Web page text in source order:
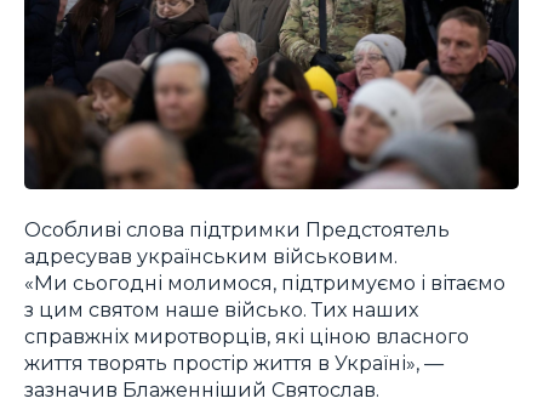
Особливі слова підтримки Предстоятель
адресував українським військовим.
«Ми сьогодні молимося, підтримуємо і вітаємо
з цим святом наше військо. Тих наших
справжніх миротворців, які ціною власного
життя творять простір життя в Україні», —
зазначив Блаженніший Святослав.